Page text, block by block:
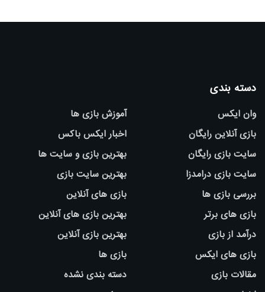
دسته بندی
وان ایکس
بازی آنلاین رایگان
سایت بازی رایگان
سایت بازی درامدزا
بررسی بازی ها
بازی های برتر
درآمد از بازی
بازی های ایکس
مقالات بازی
آموزش بازی ها
اخبار ایکس باکس
بهترین بازی و سایت ها
بهترین سایت بازی
بازی های آنلاین
بهترین بازی های آنلاین
بهترین بازی آنلاین
بازی ها
دسته بندی نشده